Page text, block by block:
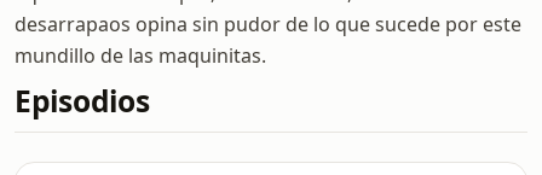
desarrapaos opina sin pudor de lo que sucede por este
mundillo de las maquinitas.
Episodios